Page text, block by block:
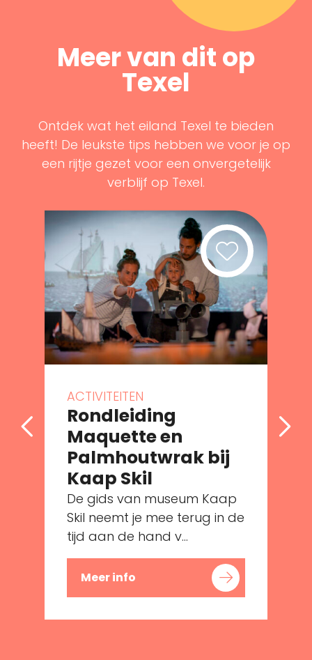
Meer van dit op
Texel
Ontdek wat het eiland Texel te bieden
heeft! De leukste tips hebben we voor je op
een rijtje gezet voor een onvergetelijk
verblijf op Texel.
ACTIVITEITEN
Rondleiding
Maquette en
Palmhoutwrak bij
Kaap Skil
De gids van museum Kaap
Skil neemt je mee terug in de
tijd aan de hand v...
Meer info